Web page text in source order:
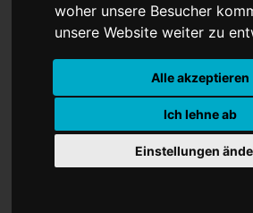
woher unsere Besucher
unsere Website weiter zu
Alle akzeptieren
Ich lehne ab
Einstellungen